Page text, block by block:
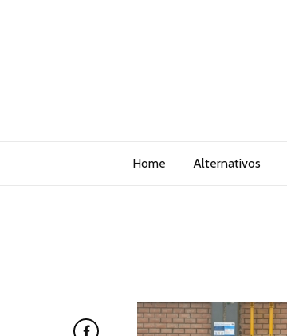
Home Alternativos